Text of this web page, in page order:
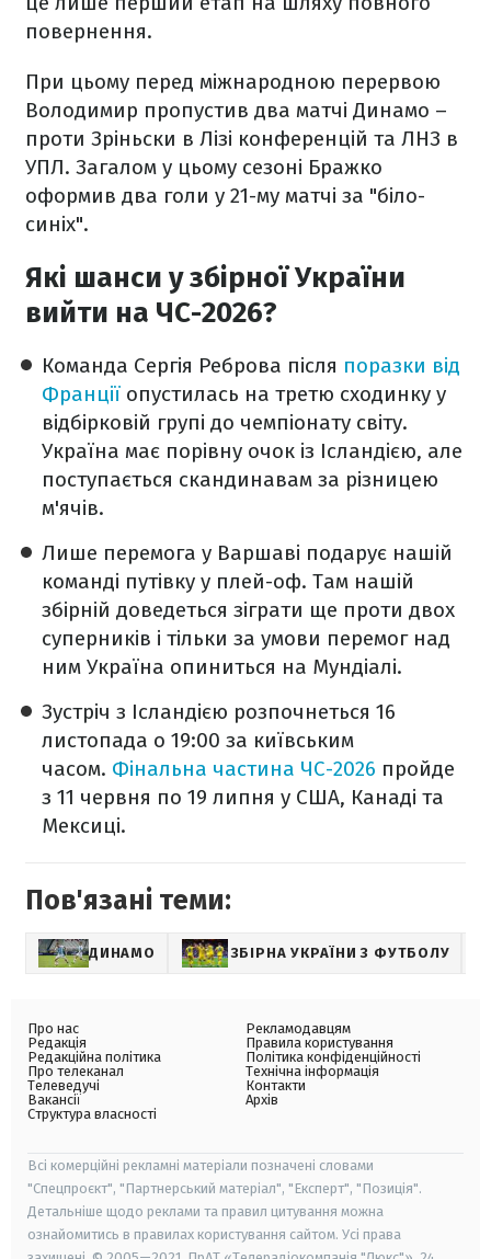
повернення.
При цьому перед міжнародною перервою
Володимир пропустив два матчі Динамо –
проти Зріньски в Лізі конференцій та ЛНЗ в
УПЛ. Загалом у цьому сезоні Бражко
оформив два голи у 21-му матчі за "біло-
синіх".
Які шанси у збірної України
вийти на ЧС-2026?
Команда Сергія Реброва після поразки від
Франції опустилась на третю сходинку у
відбірковій групі до чемпіонату світу.
Україна має порівну очок із Ісландією, але
поступається скандинавам за різницею
м'ячів.
Лише перемога у Варшаві подарує нашій
команді путівку у плей-оф. Там нашій
збірній доведеться зіграти ще проти двох
суперників і тільки за умови перемог над
ним Україна опиниться на Мундіалі.
Зустріч з Ісландією розпочнеться 16
листопада о 19:00 за київським
часом. Фінальна частина ЧС-2026 пройде
з 11 червня по 19 липня у США, Канаді та
Мексиці.
Пов'язані теми:
ДИНАМО ЗБІРНА УКРАЇНИ З ФУТБОЛУ
Про нас
Редакція
Редакційна політика
Про телеканал
Телеведучі
Вакансії
Структура власності
Рекламодавцям
Правила користування
Політика конфіденційності
Технічна інформація
Контакти
Архів
Всі комерційні рекламні матеріали позначені словами
"Спецпроєкт", "Партнерський матеріал", "Експерт", "Позиція".
Детальніше щодо реклами та правил цитування можна
ознайомитись в правилах користування сайтом. Усі права